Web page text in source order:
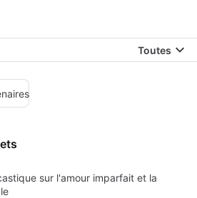
Toutes
sur l'amour imparfait et la